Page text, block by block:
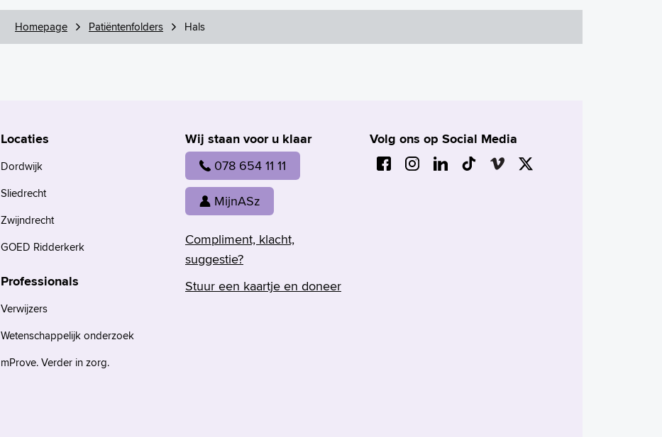
Homepage Patiëntenfolders Hals
Wij staan voor u klaar
078 654 11 11
MijnASz
Compliment, klacht,
suggestie?
Stuur een kaartje en doneer
Volg ons op Social Media
Locaties
Dordwijk
Sliedrecht
Zwijndrecht
GOED Ridderkerk
Professionals
Verwijzers
Wetenschappelijk onderzoek
mProve. Verder in zorg.